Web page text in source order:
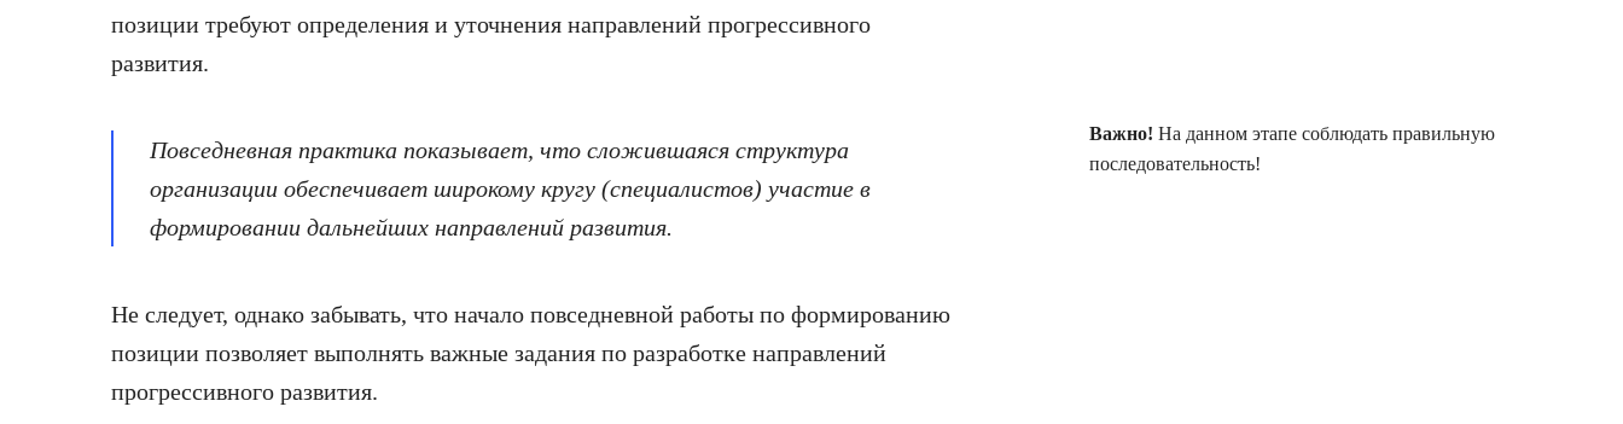
позиции требуют определения и уточнения направлений прогрессивного
развития.
Важно! На данном этапе соблюдать правильную
последовательность!
Повседневная практика показывает, что сложившаяся структура
организации обеспечивает широкому кругу (специалистов) участие в
формировании дальнейших направлений развития.
Не следует, однако забывать, что начало повседневной работы по формированию
позиции позволяет выполнять важные задания по разработке направлений
прогрессивного развития.